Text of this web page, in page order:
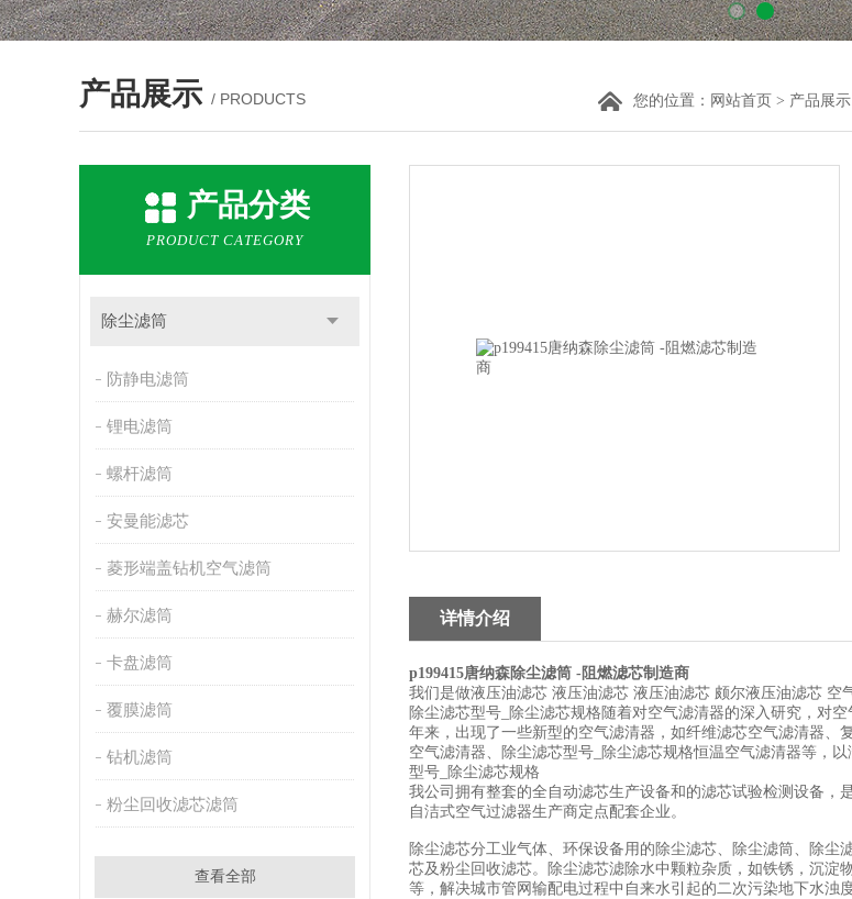
产品展示 / PRODUCTS 您的位置： 网站首页 > 产品展示
产品分类
PRODUCT CATEGORY
除尘滤筒
防静电滤筒
锂电滤筒
螺杆滤筒
安曼能滤芯
菱形端盖钻机空气滤筒
赫尔滤筒
卡盘滤筒
覆膜滤筒
钻机滤筒
粉尘回收滤芯滤筒
查看全部
详情介绍
p199415唐纳森除尘滤筒 -阻燃滤芯制造商
我们是做液压油滤芯 液压油滤芯 液压油滤芯 颇尔液压油滤芯 空
除尘滤芯型号_除尘滤芯规格随着对空气滤清器的深入研究，对
年来，出现了一些新型的空气滤清器，如纤维滤芯空气滤清器、
空气滤清器、除尘滤芯型号_除尘滤芯规格恒温空气滤清器等，
型号_除尘滤芯规格
我公司拥有整套的全自动滤芯生产设备和的滤芯试验检测设备，
自洁式空气过滤器生产商定点配套企业。
除尘滤芯分工业气体、环保设备用的除尘滤芯、除尘滤筒、除尘
芯及粉尘回收滤芯。除尘滤芯滤除水中颗粒杂质，如铁锈，沉淀
等，解决城市管网输配电过程中自来水引起的二次污染地下水浊